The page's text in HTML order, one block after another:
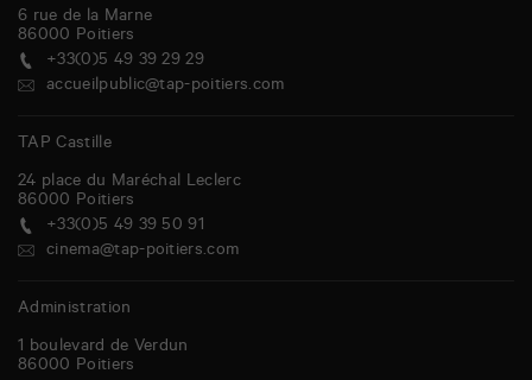
6 rue de la Marne
86000 Poitiers
+33(0)5 49 39 29 29
accueilpublic@tap-poitiers.com
TAP Castille
24 place du Maréchal Leclerc
86000 Poitiers
+33(0)5 49 39 50 91
cinema@tap-poitiers.com
Administration
1 boulevard de Verdun
86000 Poitiers